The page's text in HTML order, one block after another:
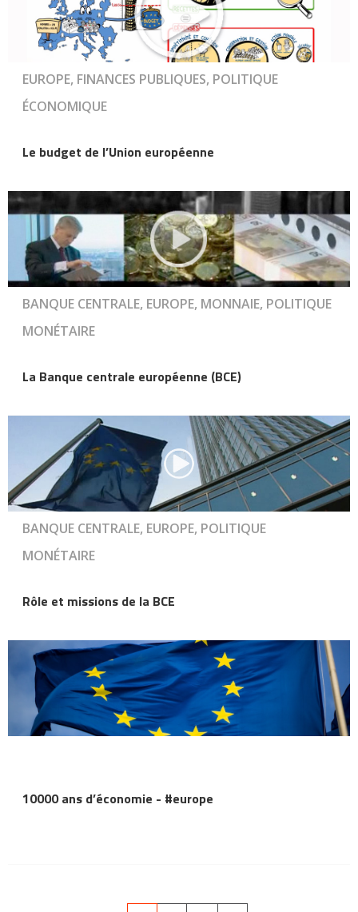
EUROPE, FINANCES PUBLIQUES, POLITIQUE
ÉCONOMIQUE
Le budget de l’Union européenne
BANQUE CENTRALE, EUROPE, MONNAIE, POLITIQUE
MONÉTAIRE
La Banque centrale européenne (BCE)
BANQUE CENTRALE, EUROPE, POLITIQUE
MONÉTAIRE
Rôle et missions de la BCE
10000 ans d’économie - #europe